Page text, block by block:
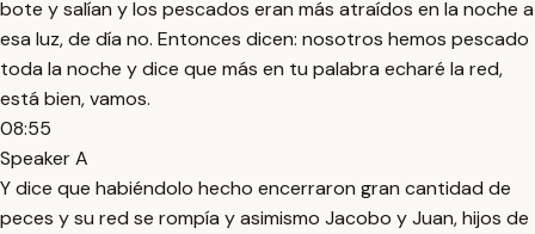
bote y salían y los pescados eran más atraídos en la noche a
esa luz, de día no. Entonces dicen: nosotros hemos pescado
toda la noche y dice que más en tu palabra echaré la red,
está bien, vamos.
08:55
Speaker A
Y dice que habiéndolo hecho encerraron gran cantidad de
peces y su red se rompía y asimismo Jacobo y Juan, hijos de